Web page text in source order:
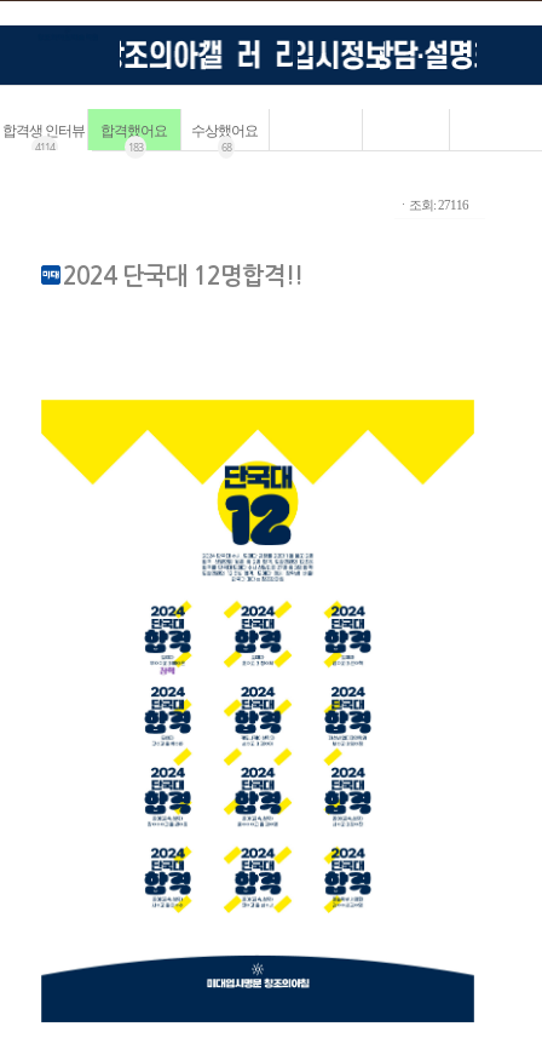
합격생 인터뷰
4114
합격했어요
183
수상했어요
68
ㆍ조회: 27116
2024 단국대 12명합격!!